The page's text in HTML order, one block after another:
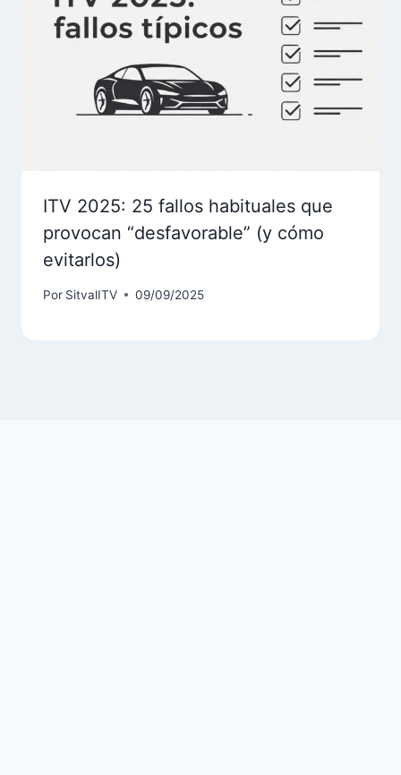
ITV 2025: 25 fallos habituales que
provocan “desfavorable” (y cómo
evitarlos)
Por SitvalITV 09/09/2025